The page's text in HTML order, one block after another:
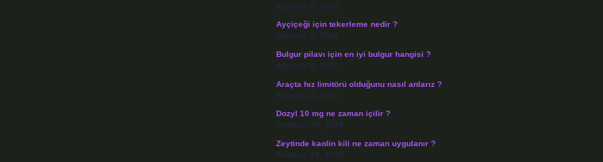
Ağustos 6, 2026
Ayçiçeği için tekerleme nedir ?
Ağustos 5, 2026
Bulgur pilavı için en iyi bulgur hangisi ?
Ağustos 4, 2026
Araçta hız limitörü olduğunu nasıl anlarız ?
Ağustos 4, 2026
Dozyl 10 mg ne zaman içilir ?
Temmuz 30, 2026
Zeytinde kaolin kili ne zaman uygulanır ?
Temmuz 29, 2026